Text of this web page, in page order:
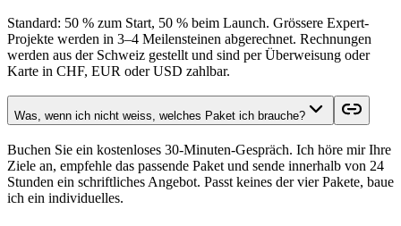
Standard: 50 % zum Start, 50 % beim Launch. Grössere Expert-
Projekte werden in 3–4 Meilensteinen abgerechnet. Rechnungen
werden aus der Schweiz gestellt und sind per Überweisung oder
Karte in CHF, EUR oder USD zahlbar.
Was, wenn ich nicht weiss, welches Paket ich brauche?
Buchen Sie ein kostenloses 30-Minuten-Gespräch. Ich höre mir Ihre
Ziele an, empfehle das passende Paket und sende innerhalb von 24
Stunden ein schriftliches Angebot. Passt keines der vier Pakete, baue
ich ein individuelles.